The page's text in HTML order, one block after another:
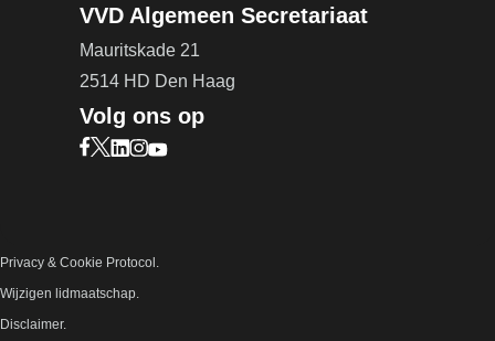
VVD Algemeen Secretariaat
Mauritskade 21
2514 HD Den Haag
Volg ons op
Bezoek onze Facebook pagina (opent in nieuw
Bezoek onze X pagina (opent in nieuw tabblad)
Bezoek onze LinkedIn pagina (opent in nieuw
Bezoek onze Instagram pagina (opent in
Bezoek onze YouTube pagina (opent in
Privacy & Cookie Protocol.
Wijzigen lidmaatschap.
Disclaimer.